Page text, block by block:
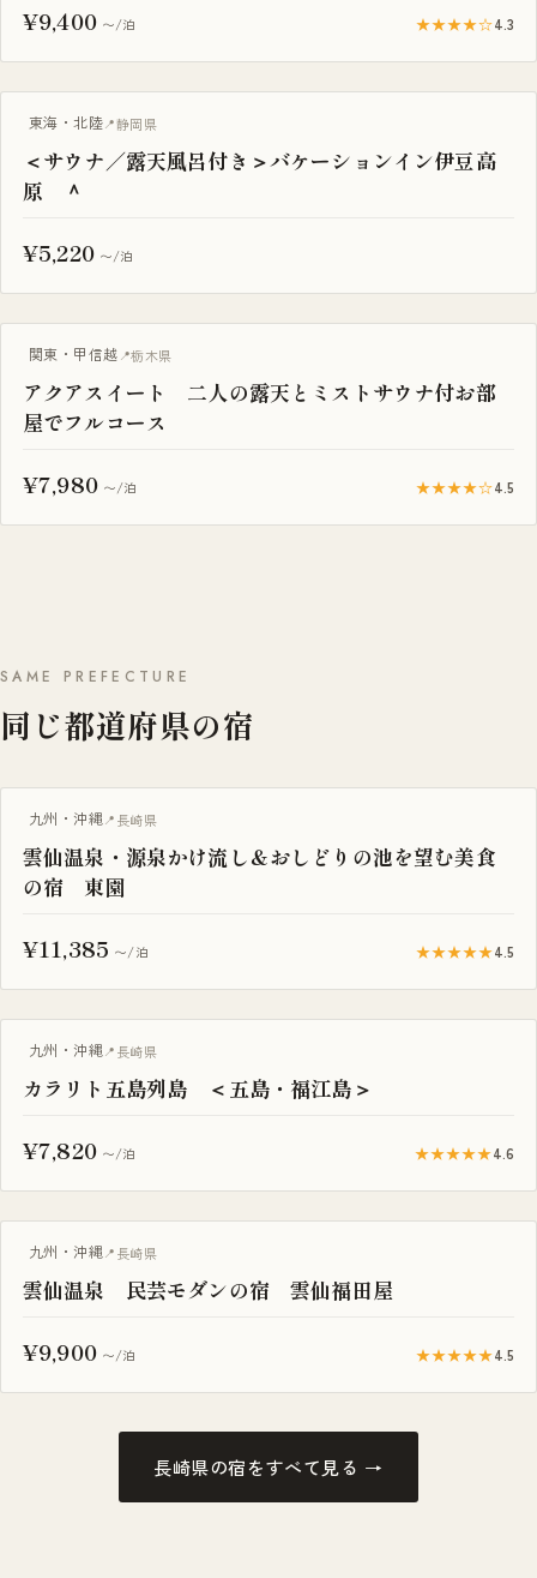
¥9,400 〜/泊 ★★★★☆4.3
サウナ付き
東海・北陸 静岡県
＜サウナ／露天風呂付き＞バケーションイン伊豆高
原 ＾
¥5,220 〜/泊
サウナ付き
関東・甲信越 栃木県
アクアスイート 二人の露天とミストサウナ付お部
屋でフルコース
¥7,980 〜/泊 ★★★★☆4.5
SAME PREFECTURE
同じ都道府県の宿
九州・沖縄 長崎県
雲仙温泉・源泉かけ流し＆おしどりの池を望む美食
の宿 東園
¥11,385 〜/泊 ★★★★★4.5
九州・沖縄 長崎県
カラリト五島列島 ＜五島・福江島＞
¥7,820 〜/泊 ★★★★★4.6
露天風呂付き客室
九州・沖縄 長崎県
雲仙温泉 民芸モダンの宿 雲仙福田屋
¥9,900 〜/泊 ★★★★★4.5
長崎県の宿をすべて見る →